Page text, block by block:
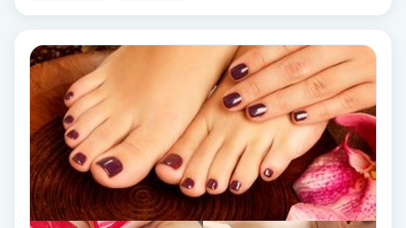
Massage
Medial vägledning
Medicinsk massage
Meditation